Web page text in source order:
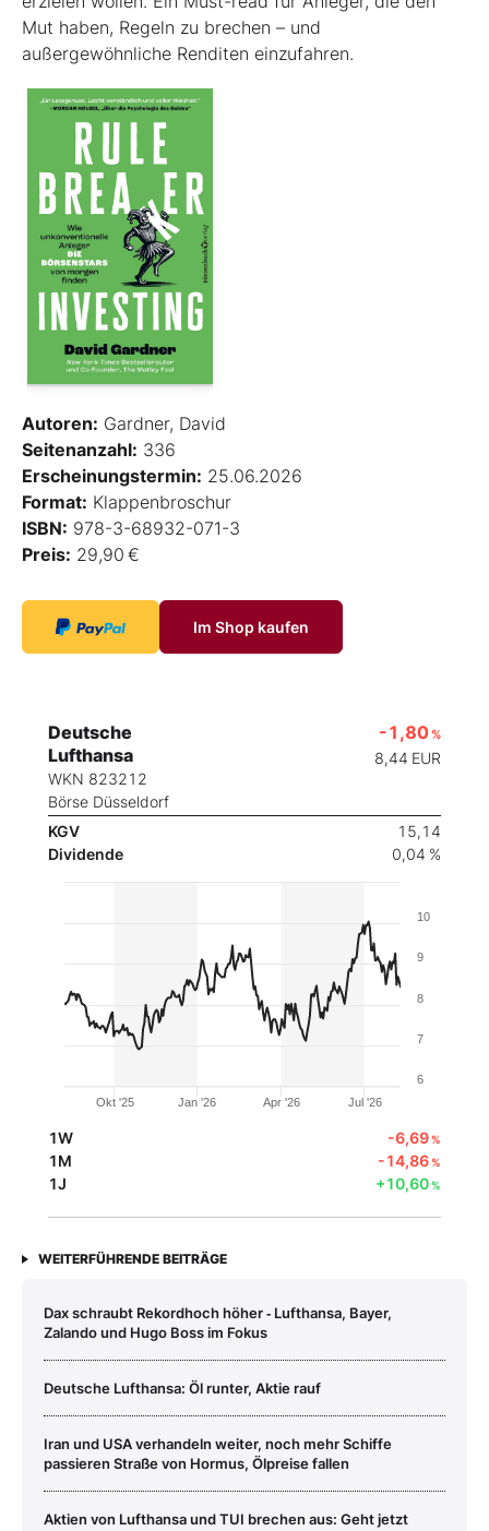
Mut haben, Regeln zu brechen – und
außergewöhnliche Renditen einzufahren.
Autoren: Gardner, David
Seitenanzahl: 336
Erscheinungstermin: 25.06.2026
Format: Klappenbroschur
ISBN: 978-3-68932-071-3
Preis: 29,90 €
Im Shop kaufen
Deutsche
Lufthansa
WKN 823212
Börse Düsseldorf
-1,80 %
8,44 EUR
KGV
15,14
Dividende
0,04 %
Okt '25 Jan '26 Apr '26 Jul '26
6
7
8
9
10
1W -6,69%
1M -14,86%
1J +10,60%
WEITERFÜHRENDE BEITRÄGE
Dax schraubt Rekordhoch höher ‑ Lufthansa, Bayer,
Zalando und Hugo Boss im Fokus
Deutsche Lufthansa: Öl runter, Aktie rauf
Iran und USA verhandeln weiter, noch mehr Schiffe
passieren Straße von Hormus, Ölpreise fallen
Aktien von Lufthansa und TUI brechen aus: Geht jetzt